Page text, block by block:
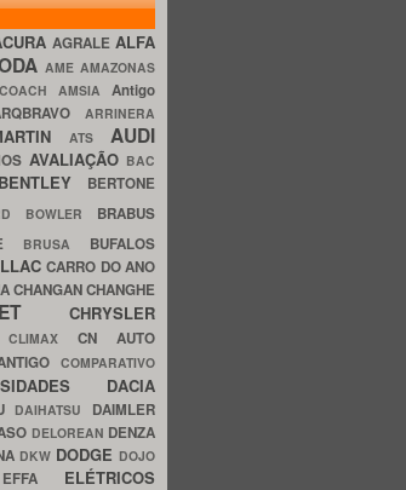
AGRALE ALFA
AME AMAZONAS
AMSIA Antigo
ARRINERA
ATS AUDI
AVALIAÇÃO BAC
BENTLEY BERTONE
BOWLER BRABUS
BRUSA BUFALOS
CARRO DO ANO
CHANGANCHANGHE
CHRYSLER
CLIMAX CN AUTO
COMPARATIVO
DACIA
DAIHATSU DAIMLER
DELOREAN DENZA
DKW DODGE DOJO
EFFA ELÉTRICOS